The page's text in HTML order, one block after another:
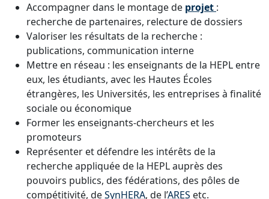
Accompagner dans le montage de projet :
recherche de partenaires, relecture de dossiers
Valoriser les résultats de la recherche :
publications, communication interne
Mettre en réseau : les enseignants de la HEPL entre
eux, les étudiants, avec les Hautes Écoles
étrangères, les Universités, les entreprises à finalité
sociale ou économique
Former les enseignants-chercheurs et les
promoteurs
Représenter et défendre les intérêts de la
recherche appliquée de la HEPL auprès des
pouvoirs publics, des fédérations, des pôles de
compétitivité, deSynHERA, de l’ARES etc.